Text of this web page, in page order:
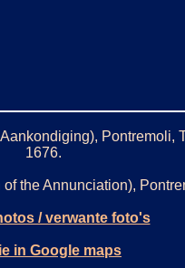
Pontremoli,
1676.
the Annunciation),
/ verwante foto's
in Google maps